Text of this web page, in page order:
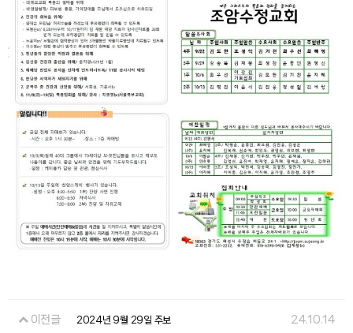
이전글 2024년 9월 29일 주보 24.10.14